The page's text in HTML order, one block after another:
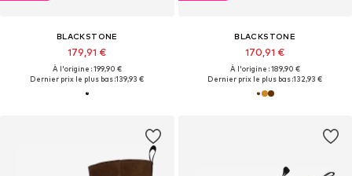
BLACKSTONE
179,91 €
À l'origine : 199,90 €
Dernier prix le plus bas :139,93 €
BLACKSTONE
170,91 €
À l'origine : 189,90 €
Dernier prix le plus bas :132,93 €